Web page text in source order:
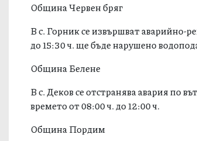
Община Червен бряг
В с. Горник се извършват аварийно-
до 15:30 ч. ще бъде нарушено
Община Белене
В с. Деков се отстранява авария по
времето от 08:00 ч. до 12:00 ч.
Община Пордим